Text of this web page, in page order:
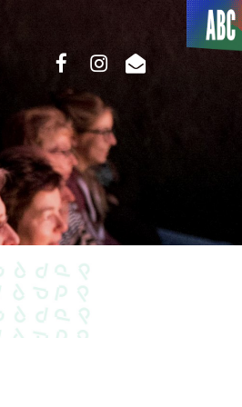
Du côté
de l’ABC
facebookinstagram
email